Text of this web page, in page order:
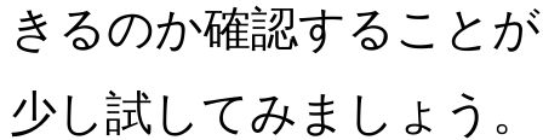
きるのか確認すること
少し試してみましょう。